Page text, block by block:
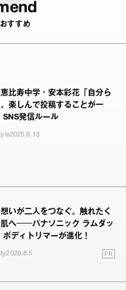
すすめ
比寿中学・安本彩花「自分ら
、楽しんで投稿することが一
SNS発信ルール
2025.6.13
いが二人をつなぐ。触れたく
へ──パナソニック ラムダッ
ボディトリマーが進化！
2026.8.5 PR